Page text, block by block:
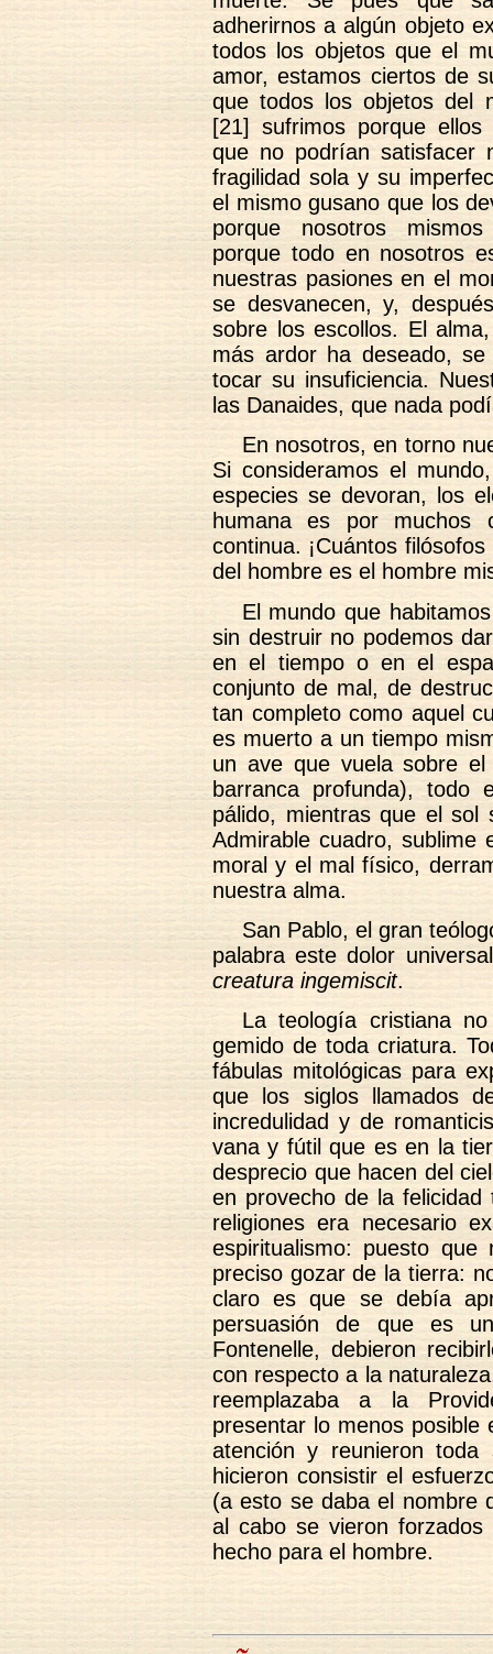
adherirnos a algún objeto
todos los objetos que el
amor, estamos ciertos de
que todos los objetos del
[21] sufrimos porque
que no podrían satisfacer
fragilidad sola y su
el mismo gusano que los
porque nosotros
porque todo en nosotros
nuestras pasiones en el
se desvanecen, y,
sobre los escollos. El
más ardor ha deseado,
tocar su insuficiencia.
las Danaides, que nada
En nosotros, en torno
Si consideramos el
especies se devoran, los
humana es por muchos
continua. ¡Cuántos
del hombre es el hombre
El mundo que
sin destruir no podemos
en el tiempo o en el
conjunto de mal, de
tan completo como aquel
es muerto a un tiempo
un ave que vuela sobre
barranca profunda), todo
pálido, mientras que el sol
Admirable cuadro, sublime
moral y el mal físico,
nuestra alma.
San Pablo, el gran
palabra este dolor
creatura ingemiscit.
La teología cristiana
gemido de toda criatura.
fábulas mitológicas para
que los siglos llamados
incredulidad y de
vana y fútil que es en la
desprecio que hacen del
en provecho de la
religiones era necesario
espiritualismo: puesto
preciso gozar de la tierra:
claro es que se debía
persuasión de que es
Fontenelle, debieron
con respecto a la
reemplazaba a la
presentar lo menos
atención y reunieron
hicieron consistir el
(a esto se daba el nombre
al cabo se vieron
hecho para el hombre.